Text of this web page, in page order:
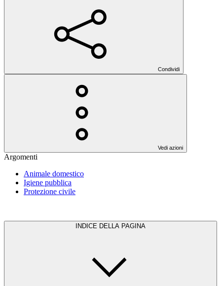
Condividi
Vedi azioni
Argomenti
Animale domestico
Igiene pubblica
Protezione civile
INDICE DELLA PAGINA